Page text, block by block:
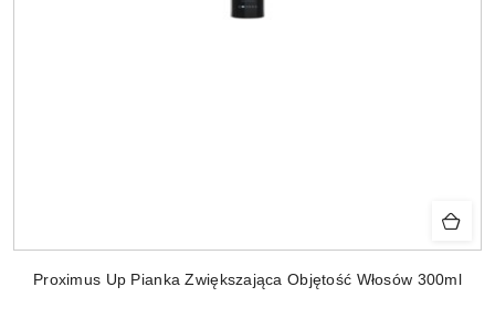
Proximus Up Pianka Zwiększająca Objętość Włosów 300ml